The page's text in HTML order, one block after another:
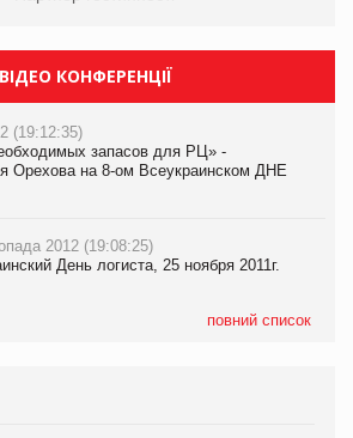
ВІДЕО КОНФЕРЕНЦІЇ
(19:12:35)
запасов для РЦ» -
Орехова на 8-ом Всеукраинском ДНЕ
2012 (19:08:25)
День логиста, 25 ноября 2011г.
повний список